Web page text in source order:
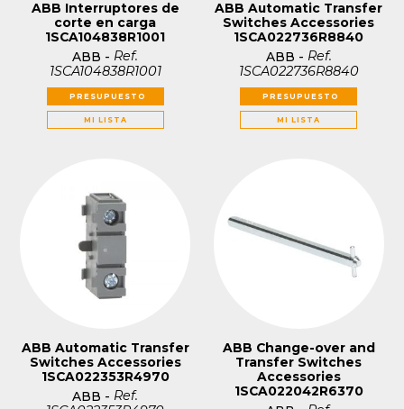
ABB Interruptores de
corte en carga
1SCA104838R1001
ABB - Ref.
1SCA104838R1001
PRESUPUESTO
MI LISTA
ABB Automatic Transfer
Switches Accessories
1SCA022736R8840
ABB - Ref.
1SCA022736R8840
PRESUPUESTO
MI LISTA
ABB Automatic Transfer
Switches Accessories
1SCA022353R4970
ABB - Ref.
ABB Change-over and
Transfer Switches
Accessories
1SCA022042R6370